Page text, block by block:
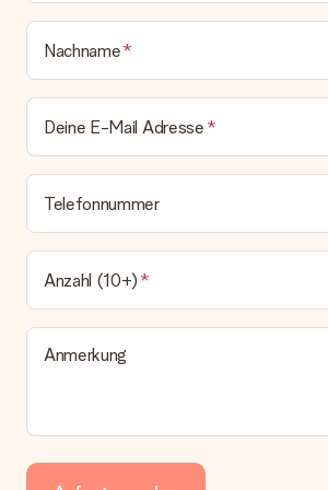
oder Päckchen geliefert wird, kontaktiere
Kundenservice.
Zahlung
Wie kann ich meine Bestellung
Wir bieten die folgenden
mit normaler Überweisung,
Kreditkarte oder auf Rechnung über
manuellen Überweisung verlängert sich
Geschenks jedoch um 3 Werktage.
Geschenk empfangen
Was, wenn das Geschenk meine
erfüllt?
Sollte das Geschenk wider Erwarten deine
Alle Lieferungen erfolgen ohne Rechnung
Nachname
Deine E-Mail Adresse
Telefonnummer
Anzahl (10+)
Anmerkung